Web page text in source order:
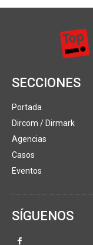
SECCIONES
Portada
Dircom / Dirmark
Agencias
Casos
Eventos
SÍGUENOS